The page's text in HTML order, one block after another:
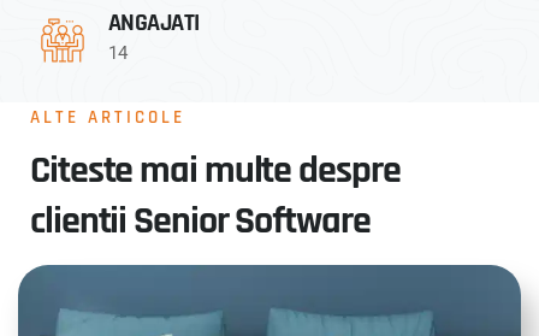
ANGAJATI
14
ALTE ARTICOLE
Citeste mai multe despre
clientii Senior Software